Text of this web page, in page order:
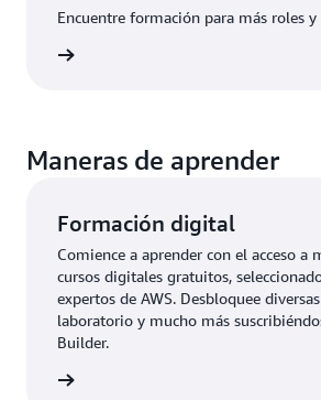
Encuentre formación para más roles
Maneras de aprender
Formación digital
Comience a aprender con el acceso a
cursos digitales gratuitos,
expertos de AWS. Desbloquee
laboratorio y mucho más
Builder.